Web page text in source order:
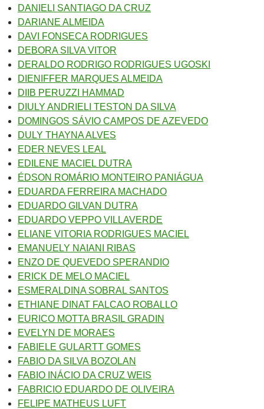
DANIELI SANTIAGO DA CRUZ
DARIANE ALMEIDA
DAVI FONSECA RODRIGUES
DEBORA SILVA VITOR
DERALDO RODRIGO RODRIGUES UGOSKI
DIENIFFER MARQUES ALMEIDA
DIIB PERUZZI HAMMAD
DIULY ANDRIELI TESTON DA SILVA
DOMINGOS SÁVIO CAMPOS DE AZEVEDO
DULY THAYNA ALVES
EDER NEVES LEAL
EDILENE MACIEL DUTRA
ÉDSON ROMÁRIO MONTEIRO PANIÁGUA
EDUARDA FERREIRA MACHADO
EDUARDO GILVAN DUTRA
EDUARDO VEPPO VILLAVERDE
ELIANE VITORIA RODRIGUES MACIEL
EMANUELY NAIANI RIBAS
ENZO DE QUEVEDO SPERANDIO
ERICK DE MELO MACIEL
ESMERALDINA SOBRAL SANTOS
ETHIANE DINAT FALCAO ROBALLO
EURICO MOTTA BRASIL GRADIN
EVELYN DE MORAES
FABIELE GULARTT GOMES
FABIO DA SILVA BOZOLAN
FABIO INÁCIO DA CRUZ WEIS
FABRICIO EDUARDO DE OLIVEIRA
FELIPE MATHEUS LUFT